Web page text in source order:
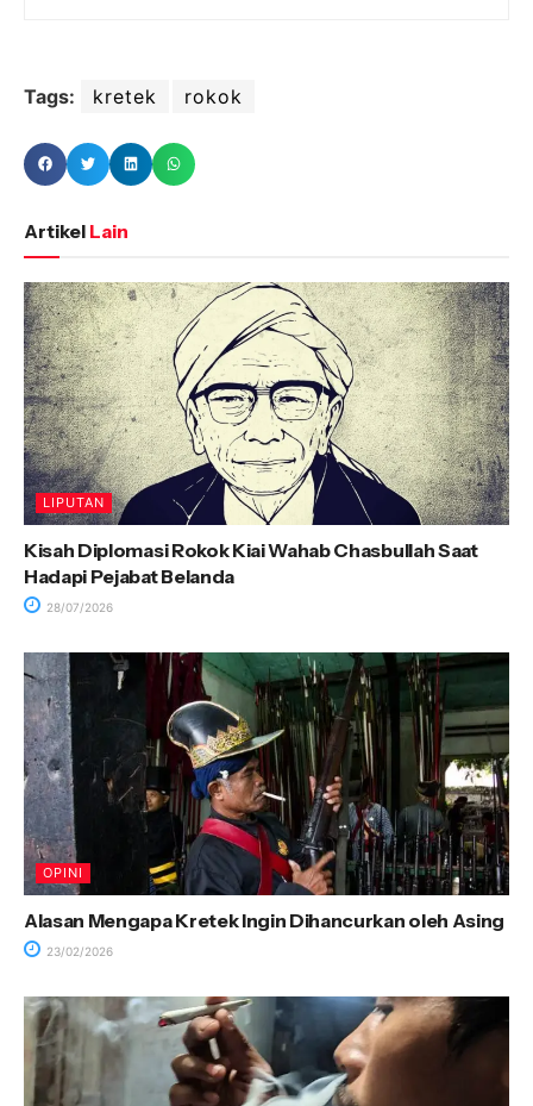
Tags: kretek rokok
Artikel Lain
LIPUTAN
Kisah Diplomasi Rokok Kiai Wahab Chasbullah Saat
Hadapi Pejabat Belanda
28/07/2026
OPINI
Alasan Mengapa Kretek Ingin Dihancurkan oleh Asing
23/02/2026